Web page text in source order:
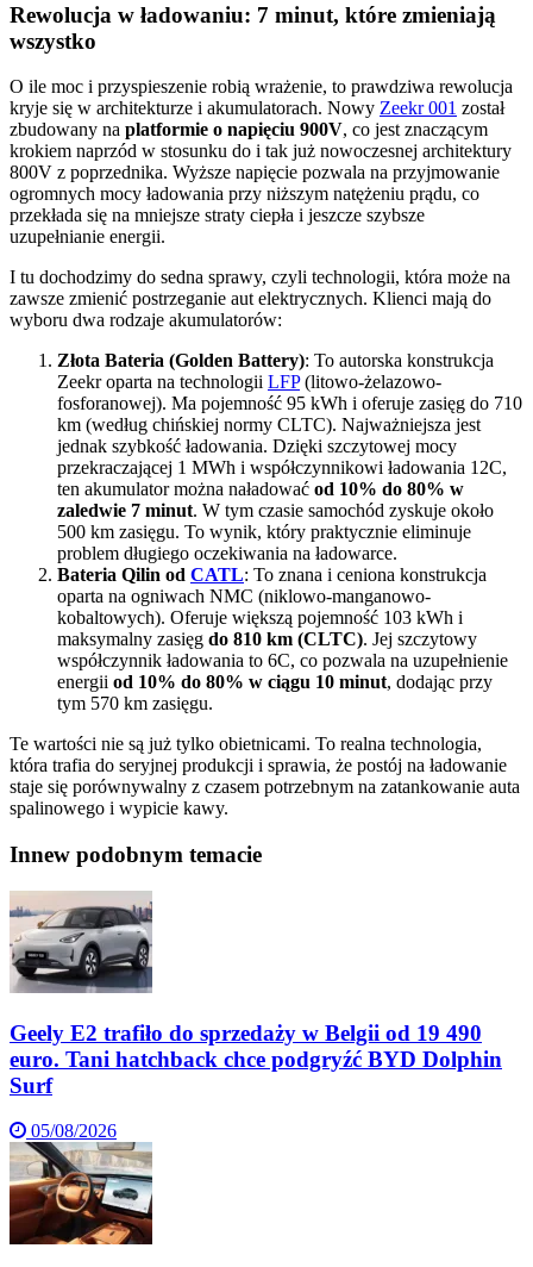
Rewolucja w ładowaniu: 7 minut, które zmieniają
wszystko
O ile moc i przyspieszenie robią wrażenie, to prawdziwa rewolucja
kryje się w architekturze i akumulatorach. Nowy Zeekr 001 został
zbudowany na platformie o napięciu 900V, co jest znaczącym
krokiem naprzód w stosunku do i tak już nowoczesnej architektury
800V z poprzednika. Wyższe napięcie pozwala na przyjmowanie
ogromnych mocy ładowania przy niższym natężeniu prądu, co
przekłada się na mniejsze straty ciepła i jeszcze szybsze
uzupełnianie energii.
I tu dochodzimy do sedna sprawy, czyli technologii, która może na
zawsze zmienić postrzeganie aut elektrycznych. Klienci mają do
wyboru dwa rodzaje akumulatorów:
Złota Bateria (Golden Battery): To autorska konstrukcja
Zeekr oparta na technologii LFP(litowo-żelazowo-
fosforanowej). Ma pojemność 95 kWh i oferuje zasięg do 710
km (według chińskiej normy CLTC). Najważniejsza jest
jednak szybkość ładowania. Dzięki szczytowej mocy
przekraczającej 1 MWh i współczynnikowi ładowania 12C,
ten akumulator można naładować od 10% do 80% w
zaledwie 7 minut. W tym czasie samochód zyskuje około
500 km zasięgu. To wynik, który praktycznie eliminuje
problem długiego oczekiwania na ładowarce.
Bateria Qilin od CATL: To znana i ceniona konstrukcja
oparta na ogniwach NMC (niklowo-manganowo-
kobaltowych). Oferuje większą pojemność 103 kWh i
maksymalny zasięg do 810 km (CLTC). Jej szczytowy
współczynnik ładowania to 6C, co pozwala na uzupełnienie
energii od 10% do 80% w ciągu 10 minut, dodając przy
tym 570 km zasięgu.
Te wartości nie są już tylko obietnicami. To realna technologia,
która trafia do seryjnej produkcji i sprawia, że postój na ładowanie
staje się porównywalny z czasem potrzebnym na zatankowanie auta
spalinowego i wypicie kawy.
Innew podobnym temacie
Geely E2 trafiło do sprzedaży w Belgii od 19 490
euro. Tani hatchback chce podgryźć BYD Dolphin
Surf
05/08/2026